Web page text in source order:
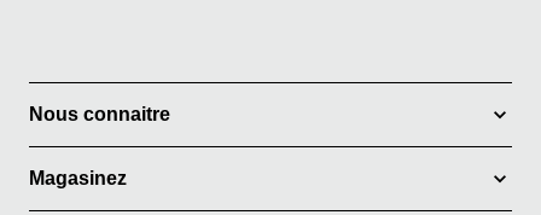
Nous connaitre
Magasinez